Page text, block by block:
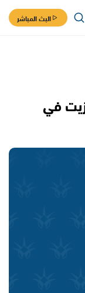
البث المباشر
في